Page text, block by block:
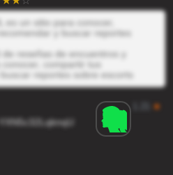
es un sitio para conocer,
y buscar reportes
de reseñas de encuentros y
compartir tus
reportes sobre escorts
YXN5c32LqknqU
★